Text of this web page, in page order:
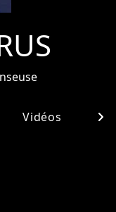
Vidéos chevron_right